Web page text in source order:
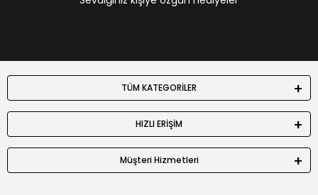
TÜM KATEGORİLER
HIZLI ERİŞİM
Müşteri Hizmetleri